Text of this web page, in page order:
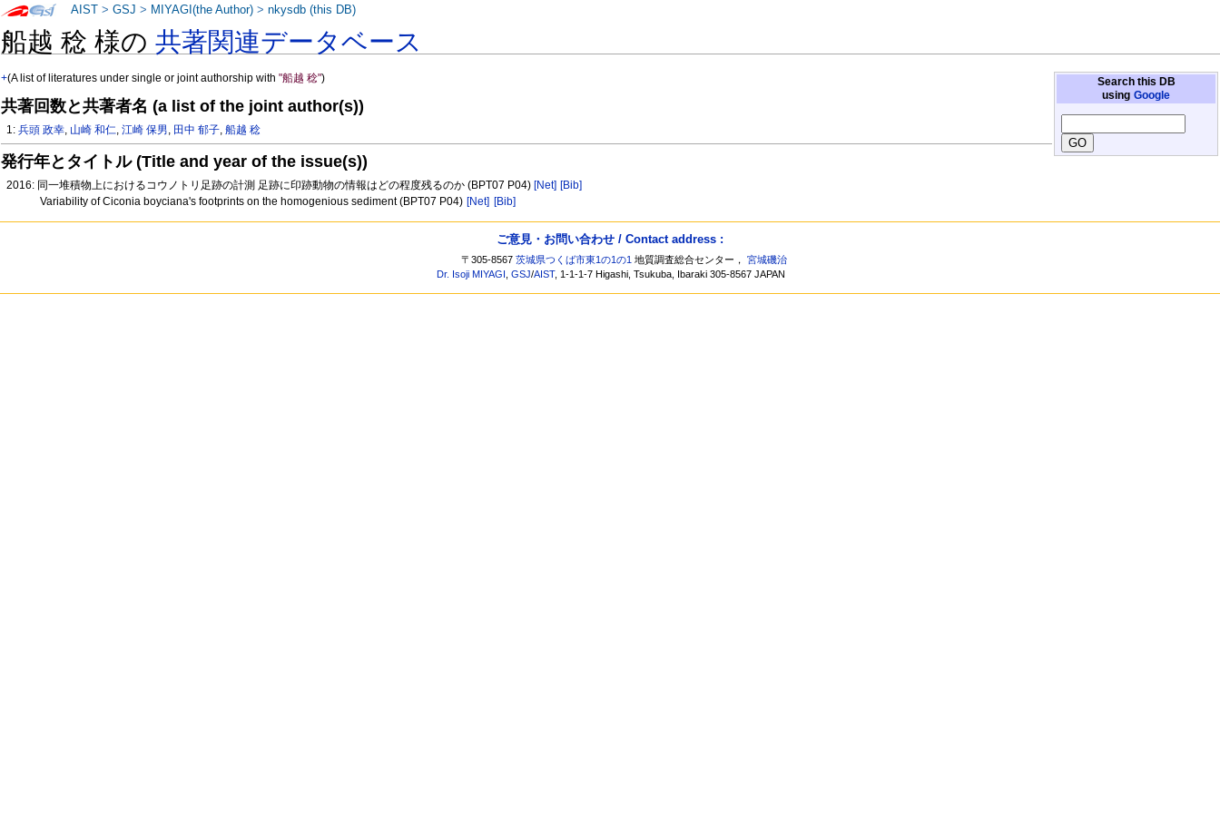
船越 稔 様の共著関連データベース
Search this DB
using Google
+(A list of literatures under single or joint authorship with"船越 稔")
共著回数と共著者名 (a list of the joint author(s))
1:兵頭 政幸, 山崎 和仁,江崎 保男, 田中 郁子,船越 稔
発行年とタイトル (Title and year of the issue(s))
2016: 同一堆積物上におけるコウノトリ足跡の計測 足跡に印跡動物の情報はどの程度残るのか (BPT07 P04) [Net] [Bib]
Variability of Ciconia boyciana's footprints on the homogenious sediment (BPT07 P04) [Net] [Bib]
AIST >GSJ > MIYAGI(the Author) >nkysdb (this DB)
ご意見・お問い合わせ / Contact address :
〒305-8567茨城県つくば市東1の1の1 地質調査総合センター，宮城磯治
Dr. Isoji MIYAGI ,GSJ/AIST, 1-1-1-7 Higashi, Tsukuba, Ibaraki 305-8567 JAPAN